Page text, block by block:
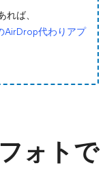
れば、
AirDrop代わりアプ
ォトで